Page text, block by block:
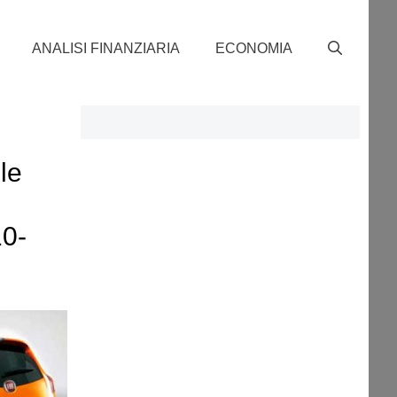
ANALISI FINANZIARIA ECONOMIA